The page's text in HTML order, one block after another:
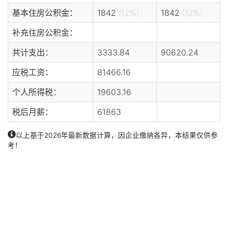
基本住房公积金：
1842 (12%) 1842 (12%)
补充住房公积金：
共计支出：
3333.84
90620.24
应税工资：
81466.16
个人所得税：
19603.16
税后月薪：
61863
以上基于2026年最新数据计算，因企业缴纳各异，本结果仅供参
考！